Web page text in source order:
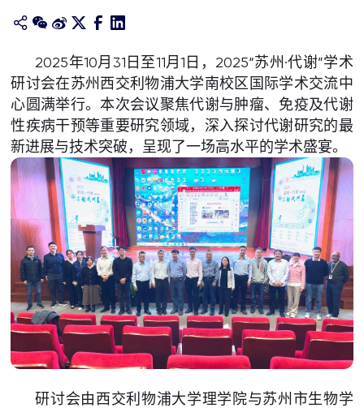
关于我们
2025年10月31日至11月1日，2025“苏州·代谢”学术
研讨会在苏州西交利物浦大学南校区国际学术交流中
心圆满举行。本次会议聚焦代谢与肿瘤、免疫及代谢
性疾病干预等重要研究领域，深入探讨代谢研究的最
新进展与技术突破，呈现了一场高水平的学术盛宴。
研讨会由西交利物浦大学理学院与苏州市生物学